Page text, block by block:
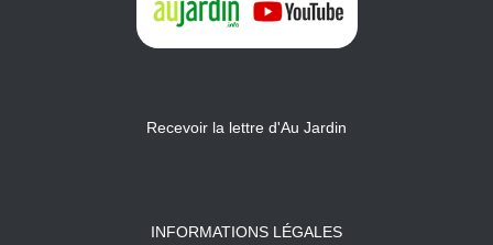
Recevoir la lettre d'Au Jardin
INFORMATIONS LÉGALES